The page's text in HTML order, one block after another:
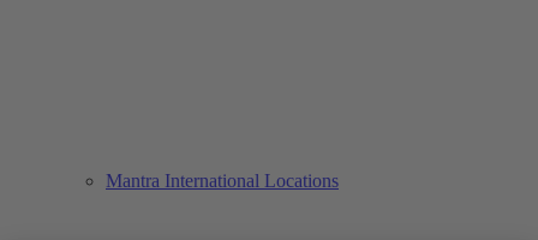
Mantra International Locations